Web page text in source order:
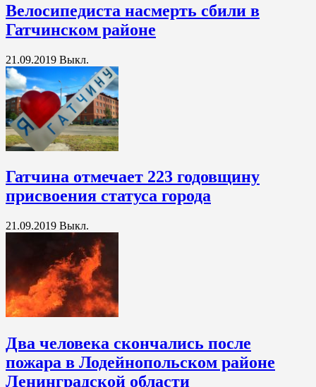
Велосипедиста насмерть сбили в
Гатчинском районе
21.09.2019 Выкл.
Гатчина отмечает 223 годовщину
присвоения статуса города
21.09.2019 Выкл.
Два человека скончались после
пожара в Лодейнопольском районе
Ленинградской области